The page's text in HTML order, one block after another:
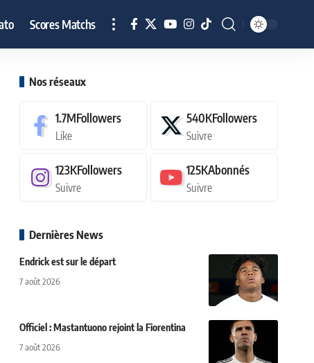
Scores Matchs
Nos réseaux
1.7MFollowers
Like
540KFollowers
Suivre
123KFollowers
Suivre
125KAbonnés
Suivre
Dernières News
Endrick est sur le départ
7 août 2026
Officiel : Mastantuono rejoint la Fiorentina
7 août 2026